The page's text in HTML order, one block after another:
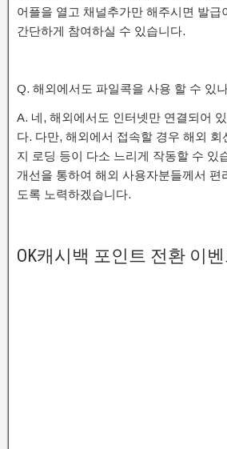
어플을 열고 채널추가만 해주시면 발급
간단하게 참여하실 수 있습니다.
Q. 해외에서도 파일콕을 사용 할 수 있
A. 네, 해외에서도 인터넷만 연결되어
다. 다만, 해외에서 접속할 경우 해외 회
지 로딩 등이 다소 느리게 작동할 수 있
개선을 통하여 해외 사용자분들께서 편
도록 노력하겠습니다.
OK캐시백 포인트 전환 이벤